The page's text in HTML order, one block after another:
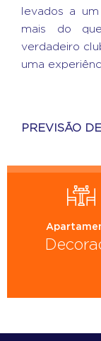
levados a
mais do
verdadeiro
uma
PREVISÃO